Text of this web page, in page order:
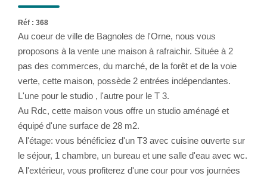
Réf : 368
Au coeur de ville de Bagnoles de l'Orne, nous vous
proposons à la vente une maison à rafraichir. Située à 2
pas des commerces, du marché, de la forêt et de la voie
verte, cette maison, possède 2 entrées indépendantes.
L'une pour le studio , l'autre pour le T 3.
Au Rdc, cette maison vous offre un studio aménagé et
équipé d'une surface de 28 m2.
A l'étage: vous bénéficiez d'un T3 avec cuisine ouverte sur
le séjour, 1 chambre, un bureau et une salle d'eau avec wc.
A l'extérieur, vous profiterez d'une cour pour vos journées